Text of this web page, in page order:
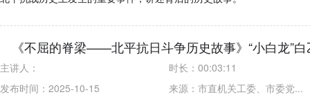
《不屈的脊梁——北平抗日斗争历史故事》“小白龙”
主讲人： 时长： 00:03:11
发布时间：2025-10-15
来源： 市直机关工委、市委党...